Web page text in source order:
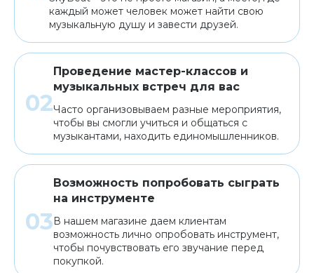
каждый может человек может найти свою
музыкальную душу и завести друзей.
Проведение мастер-классов и
музыкальных встреч для вас
Часто организовываем разные мероприятия,
чтобы вы смогли учиться и общаться с
музыкантами, находить единомышленников.
Возможность попробовать сыграть
на инструменте
В нашем магазине даем клиентам
возможность лично опробовать инструмент,
чтобы почувствовать его звучание перед
покупкой.